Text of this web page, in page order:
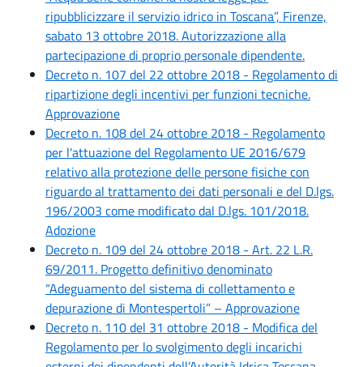
ripubblicizzare il servizio idrico in Toscana”, Firenze,
sabato 13 ottobre 2018. Autorizzazione alla
partecipazione di proprio personale dipendente.
Decreto n. 107 del 22 ottobre 2018 - Regolamento di
ripartizione degli incentivi per funzioni tecniche.
Approvazione
Decreto n. 108 del 24 ottobre 2018 - Regolamento
per l'attuazione del Regolamento UE 2016/679
relativo alla protezione delle persone fisiche con
riguardo al trattamento dei dati personali e del D.lgs.
196/2003 come modificato dal D.lgs. 101/2018.
Adozione
Decreto n. 109 del 24 ottobre 2018 - Art. 22 L.R.
69/2011. Progetto definitivo denominato
“Adeguamento del sistema di collettamento e
depurazione di Montespertoli” – Approvazione
Decreto n. 110 del 31 ottobre 2018 - Modifica del
Regolamento per lo svolgimento degli incarichi